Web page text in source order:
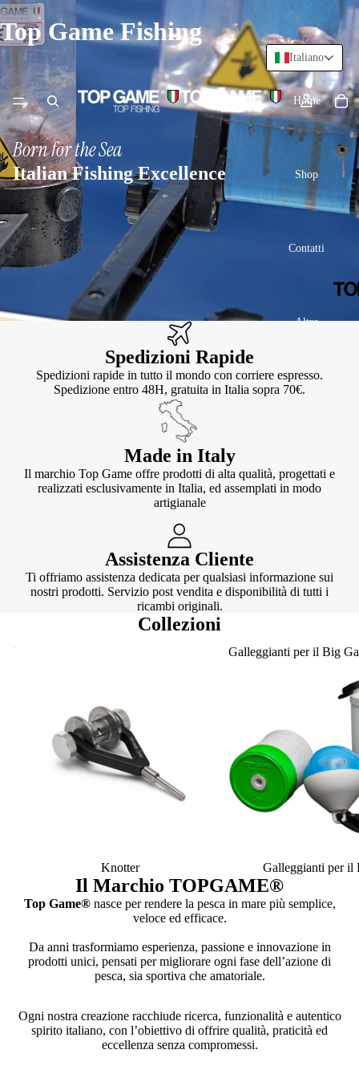
Top Game Fishing
Home
Shop
Contatti
Altro
Born for the Sea
Italian Fishing Excellence
Spedizioni Rapide
Spedizioni rapide in tutto il mondo con corriere espresso.
Spedizione entro 48H, gratuita in Italia sopra 70€.
Made in Italy
Il marchio Top Game offre prodotti di alta qualità, progettati e
realizzati esclusivamente in Italia, ed assemplati in modo
artigianale
Assistenza Cliente
Ti offriamo assistenza dedicata per qualsiasi informazione sui
nostri prodotti. Servizio post vendita e disponibilità di tutti i
ricambi originali.
Collezioni
Knotter
Knotter
Galleggianti per il Big
Galleggianti per il
Il Marchio TOPGAME®
Top Game®nasce per rendere la pesca in mare più semplice,
veloce ed efficace.
Da anni trasformiamo esperienza, passione e innovazione in
prodotti unici, pensati per migliorare ogni fase dell’azione di
pesca, sia sportiva che amatoriale.
Ogni nostra creazione racchiude ricerca, funzionalità e autentico
spirito italiano, con l’obiettivo di offrire qualità, praticità ed
eccellenza senza compromessi.
Italiano